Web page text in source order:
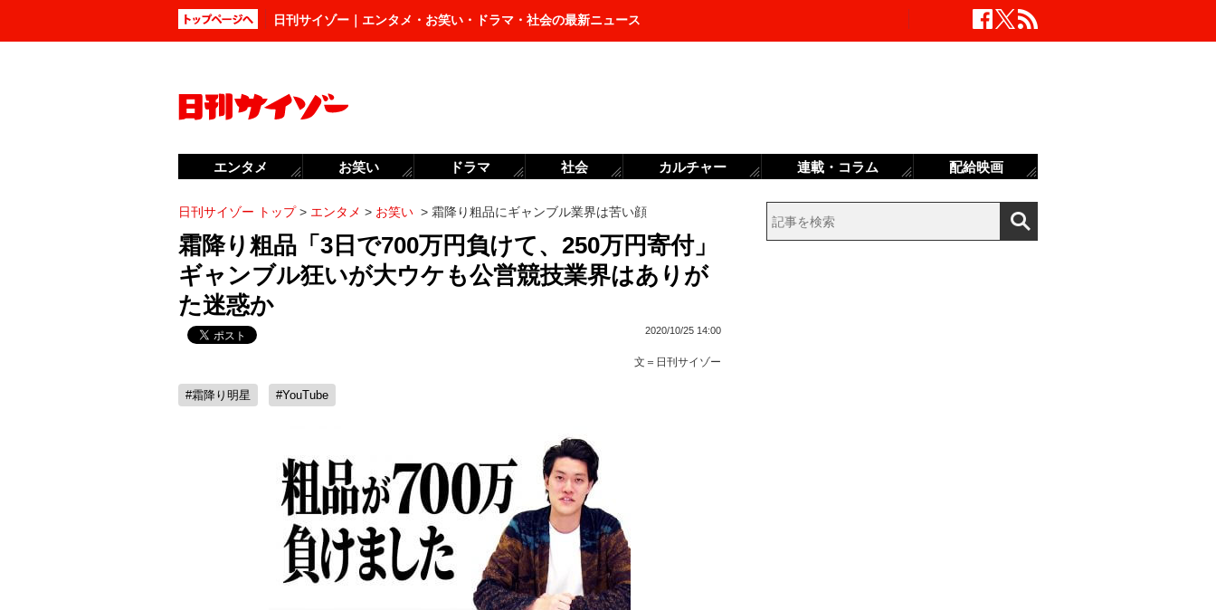
日刊サイゾー｜エンタメ・お笑い・ドラマ・社会の最新ニュース
日刊サイゾー トップ> エンタメ > お笑い > 霜降り粗品にギャンブル業界は苦い顔
霜降り粗品「3日で700万円負けて、250万円寄付」
ギャンブル狂いが大ウケも公営競技業界はありが
た迷惑か
2020/10/25 14:00
文＝ 日刊サイゾー
#霜降り明星 #YouTube
エンタメ お笑い ドラマ 社会 カルチャー 連載・コラム 配給映画